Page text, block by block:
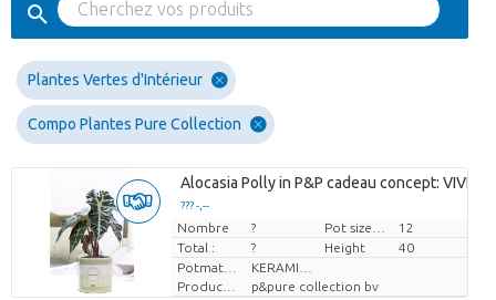
Plantes Vertes d'Intérieur
Compo Plantes Pure Collection
Alocasia Polly in P&P cadeau concept: VIVE
??? -,--
Prix par pièce
Nombre ?
12
Total :
? Height
40
Potmateriaal
Producteur
p&pure collection bv